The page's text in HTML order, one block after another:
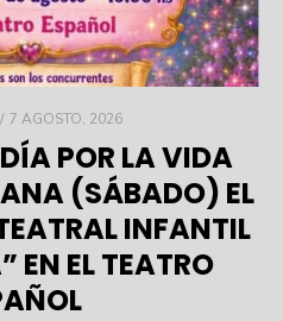
POSTED
ON
7 AGOSTO, 2026
POR LA VIDA
(SÁBADO) EL
INFANTIL
EN EL TEATRO